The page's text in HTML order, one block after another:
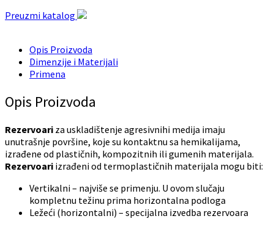
Preuzmi katalog
Opis Proizvoda
Dimenzije i Materijali
Primena
Opis Proizvoda
Rezervoari za uskladištenje agresivnihi medija imaju
unutrašnje površine, koje su kontaktnu sa hemikalijama,
izrađene od plastičnih, kompozitnih ili gumenih materijala.
Rezervoari izrađeni od termoplastičnih materijala mogu biti:
Vertikalni – najviše se primenju. U ovom slučaju
kompletnu težinu prima horizontalna podloga
Ležeći (horizontalni) – specijalna izvedba rezervoara